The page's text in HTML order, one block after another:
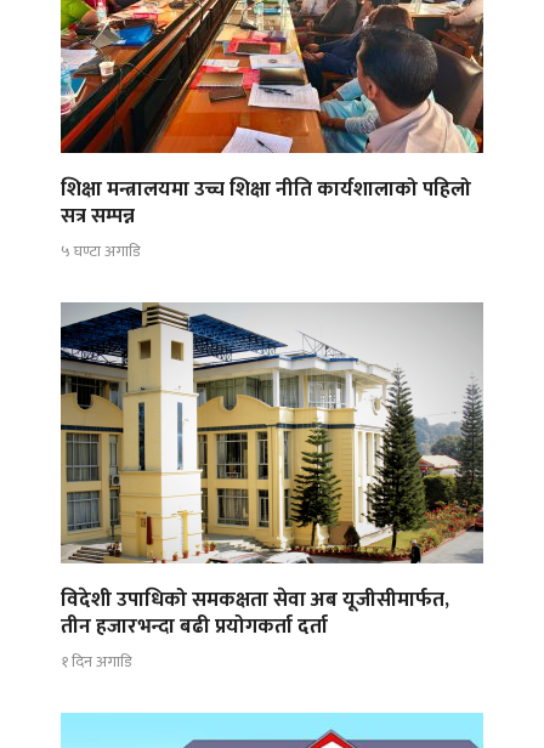
शिक्षा मन्त्रालयमा उच्च शिक्षा नीति कार्यशालाको पहिलो
सत्र सम्पन्न
५ घण्टा अगाडि
विदेशी उपाधिको समकक्षता सेवा अब यूजीसीमार्फत,
तीन हजारभन्दा बढी प्रयोगकर्ता दर्ता
१ दिन अगाडि